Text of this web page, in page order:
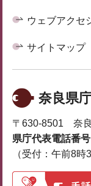
ウェブアクセ
サイトマップ
奈良県
〒630-8501 奈
県庁代表電話番号
（受付：午前8時